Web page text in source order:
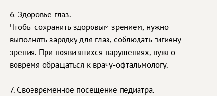
6. Здоровье глаз.
Чтобы сохранить здоровым зрением, нужно
выполнять зарядку для глаз, соблюдать гигиену
зрения. При появившихся нарушениях, нужно
вовремя обращаться к врачу-офтальмологу.
7. Своевременное посещение педиатра.